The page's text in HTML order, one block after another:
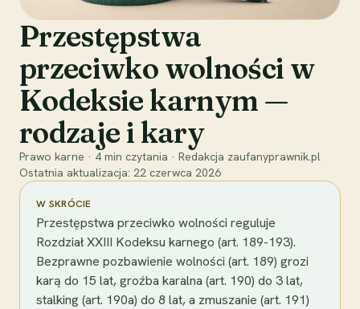
Przestępstwa
przeciwko wolności w
Kodeksie karnym —
rodzaje i kary
Prawo karne · 4 min czytania · Redakcja zaufanyprawnik.pl
Ostatnia aktualizacja: 22 czerwca 2026
W SKRÓCIE
Przestępstwa przeciwko wolności reguluje
Rozdział XXIII Kodeksu karnego (art. 189-193).
Bezprawne pozbawienie wolności (art. 189) grozi
karą do 15 lat, groźba karalna (art. 190) do 3 lat,
stalking (art. 190a) do 8 lat, a zmuszanie (art. 191)